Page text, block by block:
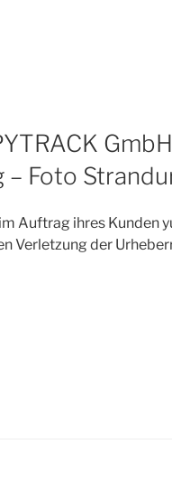
Foto
Auftrag ihres Kunden
Verletzung der